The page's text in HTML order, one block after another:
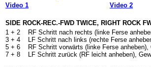
Video 1
Video 2
SIDE ROCK-REC.-FWD TWICE, RIGHT ROCK
1 + 2
3 + 4
5 + 6
7 + 8
RF Schritt nach rechts (linke Ferse
LF Schritt nach links (rechte Ferse
RF Schritt vorwärts (linke Ferse
LF Schritt zurück (RF leicht anheben),